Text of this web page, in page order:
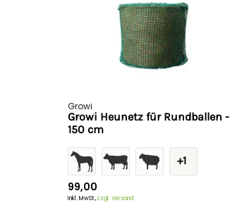
Growi
Growi Heunetz für Rundballen -
150 cm
+1
99,00
Inkl. MwSt.,zzgl. Versand